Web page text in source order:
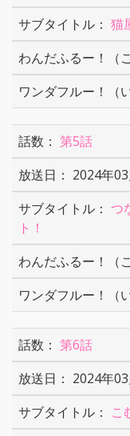
猫
第5話
2024年
つ
ト！
第6話
2024年
こ